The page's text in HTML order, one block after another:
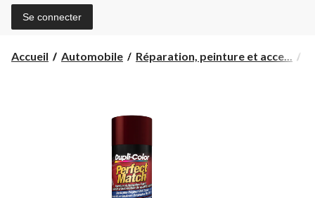
Se connecter
Accueil Automobile Réparation, peinture et acce...